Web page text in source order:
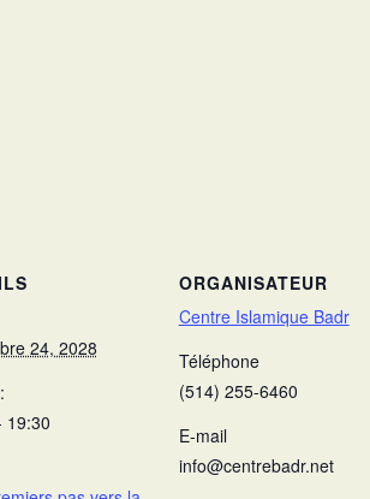
24, 2028
19:30
ORGANISATEUR
Centre Islamique Badr
Téléphone
(514) 255-6460
E-mail
info@centrebadr.net